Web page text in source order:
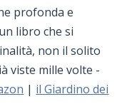
profonda e
libro che si
non il solito
viste mille volte -
| il Giardino dei